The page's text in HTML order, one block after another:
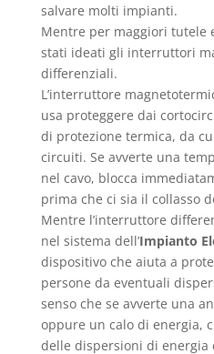
salvare molti impianti.
Mentre per maggiori tutele
stati ideati gli interruttori
differenziali.
L’interruttore
usa proteggere dai
di protezione termica, da
circuiti. Se avverte una
nel cavo, blocca
prima che ci sia il collasso
Mentre l’interruttore
nel sistema dell’Impianto
dispositivo che aiuta a
persone da eventuali
senso che se avverte una
oppure un calo di energia,
delle dispersioni di